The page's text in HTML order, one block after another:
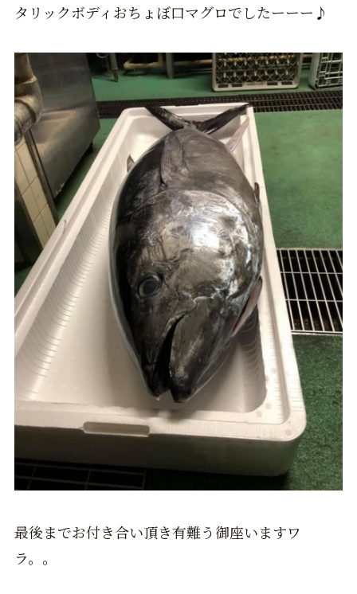
タリックボディおちょぼ口マグロでしたーーー♪
最後までお付き合い頂き有難う御座いますワ
ラ。。